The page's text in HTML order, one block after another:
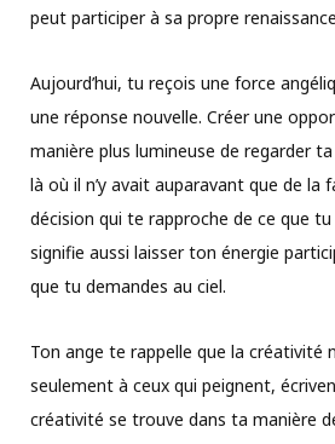
peut participer à sa propre
Aujourd’hui, tu reçois une force
une réponse nouvelle. Créer une
manière plus lumineuse de regarder
là où il n’y avait auparavant que de la
décision qui te rapproche de ce que tu
signifie aussi laisser ton énergie
que tu demandes au ciel.
Ton ange te rappelle que la créativité
seulement à ceux qui peignent,
créativité se trouve dans ta manière